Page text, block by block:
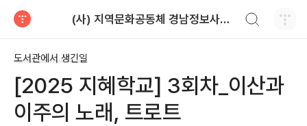
(사) 지역문화공동체 경남정보사회연구소
도서관에서 생긴일
[2025 지혜학교] 3회차_이산과
이주의 노래, 트로트